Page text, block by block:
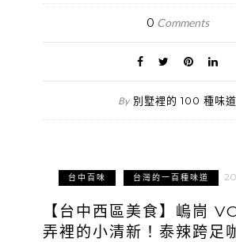
0 Comments
By 別墅裡的 100 種味道
台中百味 台灣的一百種味道
【台中西區美食】嵨峝
弄裡的小清新！泰辣跨足